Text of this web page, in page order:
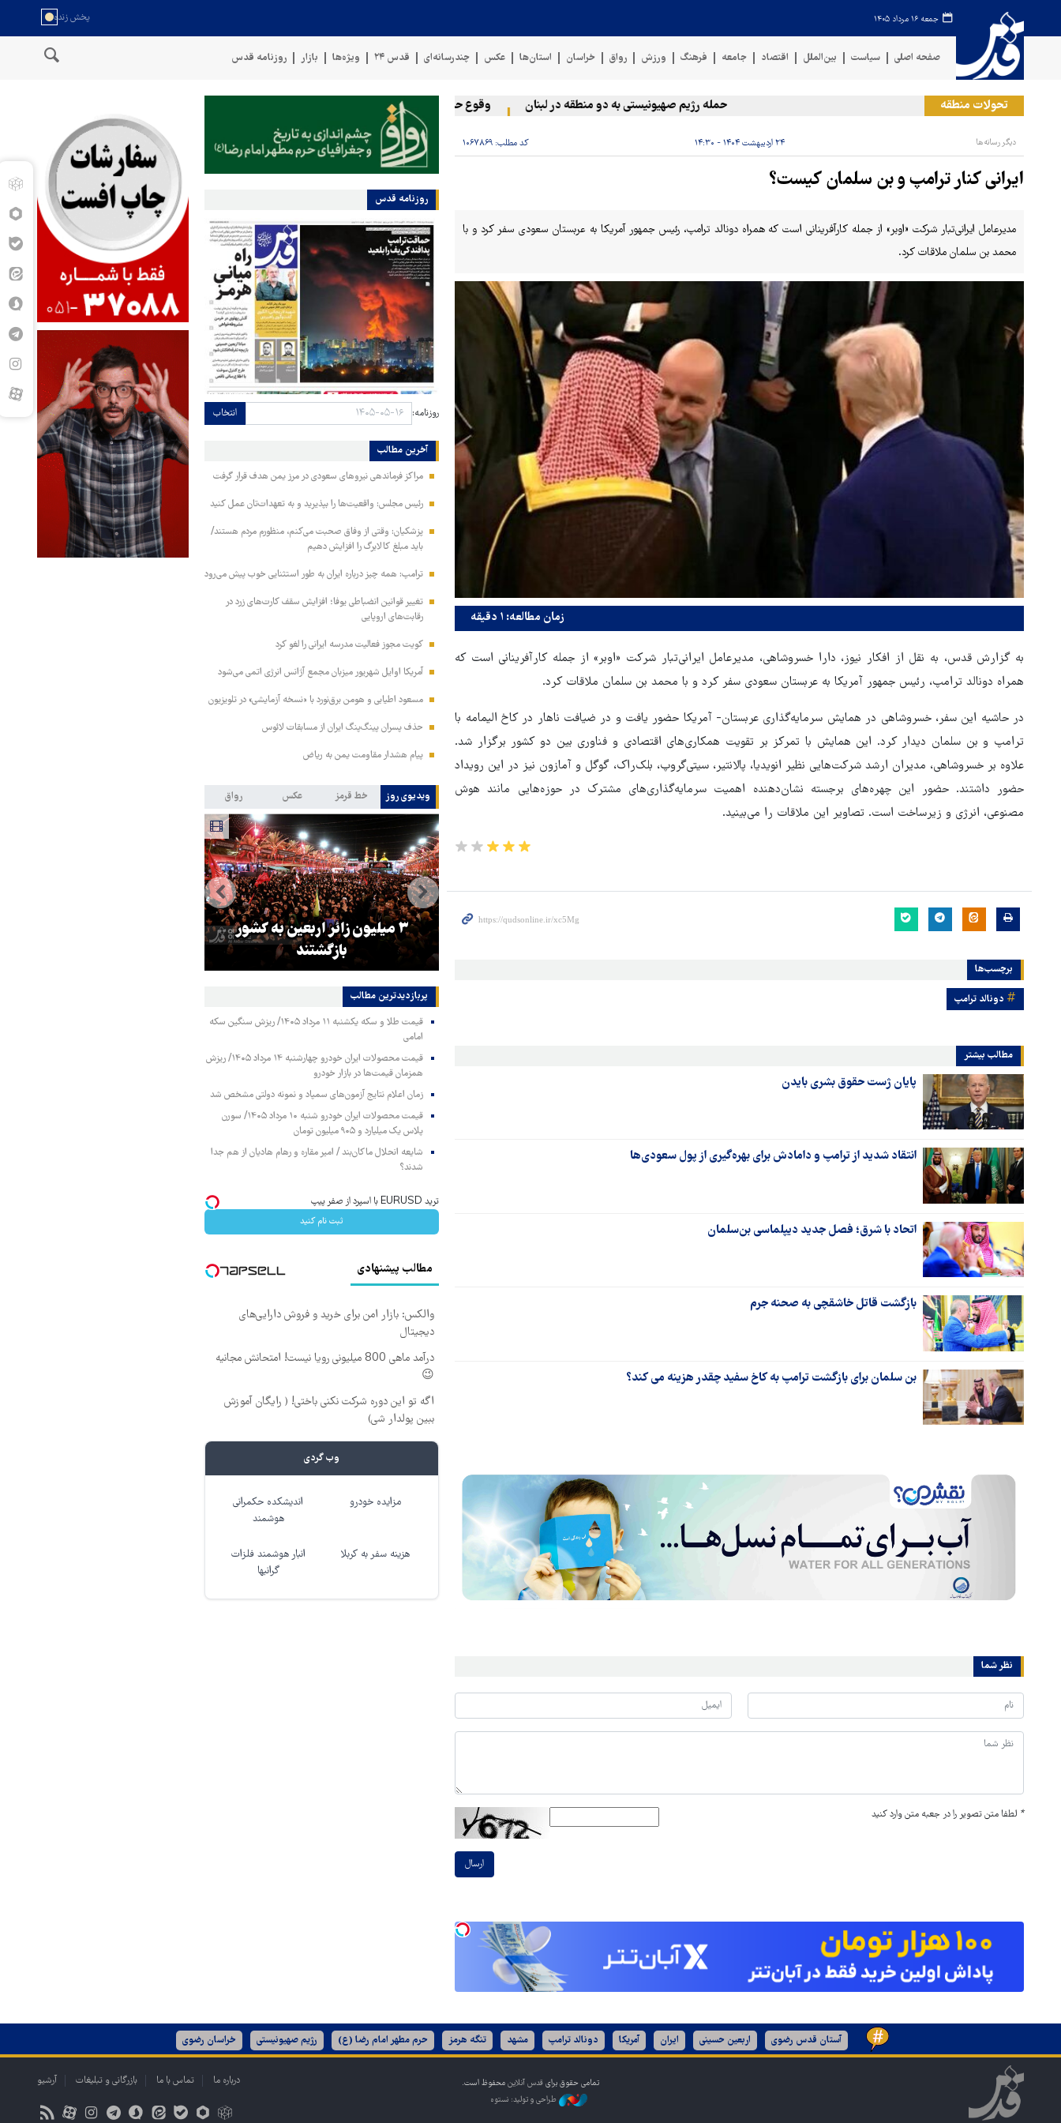
جمعه ۱۶ مرداد ۱۴۰۵
صفحه اصلی سیاست بین‌الملل اقتصاد جامعه فرهنگ ورزش رواق خراسان استان‌ها عکس چندرسانه‌ای قدس ۲۴ ویژه‌ها بازار روزنامه قدس
تحولات منطقه حمله رژیم صهیونیستی به دو منطقه در لبنان وقوع حادثه دریایی در سواحل عمان
دیگر رسانه‌ها ۲۴ اردیبهشت ۱۴۰۴ - ۱۴:۳۰ کد مطلب: ۱۰۶۷۸۶۹
ایرانی کنار ترامپ و بن سلمان کیست؟
مدیرعامل ایرانی‌تبار شرکت «اوبر» از جمله کارآفرینانی است که همراه دونالد ترامپ، رئیس جمهور آمریکا به عربستان سعودی سفر کرد و با
محمد بن سلمان ملاقات کرد.
زمان مطالعه: ۱ دقیقه
به گزارش قدس، به نقل از افکار نیوز، دارا خسروشاهی، مدیرعامل ایرانی‌تبار شرکت «اوبر» از جمله کارآفرینانی است که
همراه دونالد ترامپ، رئیس جمهور آمریکا به عربستان سعودی سفر کرد و با محمد بن سلمان ملاقات کرد.
در حاشیه این سفر، خسروشاهی در همایش سرمایه‌گذاری عربستان- آمریکا حضور یافت و در ضیافت ناهار در کاخ الیمامه با
ترامپ و بن سلمان دیدار کرد. این همایش با تمرکز بر تقویت همکاری‌های اقتصادی و فناوری بین دو کشور برگزار شد.
علاوه بر خسروشاهی، مدیران ارشد شرکت‌هایی نظیر انویدیا، پالانتیر، سیتی‌گروپ، بلک‌راک، گوگل و آمازون نیز در این رویداد
حضور داشتند. حضور این چهره‌های برجسته نشان‌دهنده اهمیت سرمایه‌گذاری‌های مشترک در حوزه‌هایی مانند هوش
مصنوعی، انرژی و زیرساخت است. تصاویر این ملاقات را می‌بینید.
برچسب‌ها
دونالد ترامپ
مطالب بیشتر
پایان ژست حقوق بشری بایدن
انتقاد شدید از ترامپ و دامادش برای بهره‌گیری از پول سعودی‌ها
اتحاد با شرق؛ فصل جدید دیپلماسی بن‌سلمان
بازگشت قاتل خاشقچی به صحنه جرم
بن سلمان برای بازگشت ترامپ به کاخ سفید چقدر هزینه می کند؟
نظر شما
* لطفا متن تصویر را در جعبه متن وارد کنید
ارسال
روزنامه قدس
روزنامه: انتخاب
آخرین مطالب
مراکز فرماندهی نیروهای سعودی در مرز یمن هدف قرار گرفت
رئیس مجلس: واقعیت‌ها را بپذیرید و به تعهدات‌تان عمل کنید
پزشکیان: وقتی از وفاق صحبت می‌کنم، منظورم مردم هستند/
باید مبلغ کالابرگ را افزایش دهیم
ترامپ: همه چیز درباره ایران به طور استثنایی خوب پیش می‌رود
تغییر قوانین انضباطی یوفا؛ افزایش سقف کارت‌های زرد در
رقابت‌های اروپایی
کویت مجوز فعالیت مدرسه ایرانی را لغو کرد
آمریکا اوایل شهریور میزبان مجمع آژانس انرژی اتمی می‌شود
مسعود اطیابی و هومن برق‌نورد با «نسخه آزمایشی» در تلویزیون
حذف پسران پینگ‌پنگ ایران از مسابقات لائوس
پیام هشدار مقاومت یمن به ریاض
ویدیوی روز خط قرمز عکس رواق
ترامپ نماد فساد، اقتدارگرایی و
۳ میلیون زائر اربعین به کشور
بازگشتند
پربازدیدترین‌ مطالب
قیمت طلا و سکه یکشنبه ۱۱ مرداد ۱۴۰۵/ ریزش سنگین سکه
امامی
قیمت محصولات ایران خودرو چهارشنبه ۱۴ مرداد ۱۴۰۵/ ریزش
همزمان قیمت‌ها در بازار خودرو
زمان اعلام نتایج آزمون‌های سمپاد و نمونه دولتی مشخص شد
قیمت محصولات ایران خودرو شنبه ۱۰ مرداد ۱۴۰۵/ سورن
پلاس یک میلیارد و ۹۰۵ میلیون تومان
شایعه انحلال ماکان‌بند / امیر مقاره و رهام هادیان از هم جدا
شدند؟
ترید EURUSD با اسپرد از صفر پیپ
ثبت نام کنید
مطالب پیشنهادی
والکس: بازار امن برای خرید و فروش دارایی‌های
دیجیتال
درآمد ماهی 800 میلیونی رویا نیست! امتحانش مجانیه
😉
اگه تو این دوره شرکت نکنی باختی! ( رایگان آموزش
ببین پولدار شی)
وب گردی
مزایده خودرو
اندیشکده حکمرانی
هوشمند
هزینه سفر به کربلا
انبار هوشمند فلزات
گرانبها
آستان قدس رضوی اربعین حسینی ایران آمریکا دونالد ترامپ مشهد تنگه هرمز حرم مطهر امام رضا (ع) رژیم صهیونیستی خراسان رضوی
تمامی حقوق برای قدس آنلاین محفوظ است.
طراحی و تولید: نستوه
درباره ما تماس با ما بازرگانی و تبلیغات آرشیو